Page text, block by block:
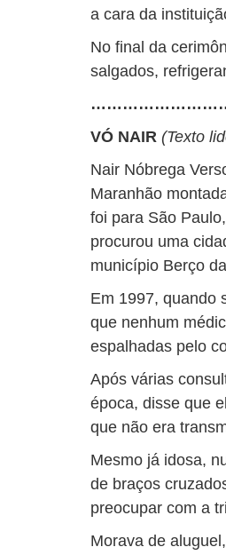
a cara da
No final da
salgados,
VÓ NAIR (Texto
Nair Nóbrega
Maranhão
foi para São
procurou uma
município Berço
Em 1997, quando
que nenhum
espalhadas pelo
Após várias
época, disse que
que não era
Mesmo já idosa,
de braços
preocupar com a
Morava de